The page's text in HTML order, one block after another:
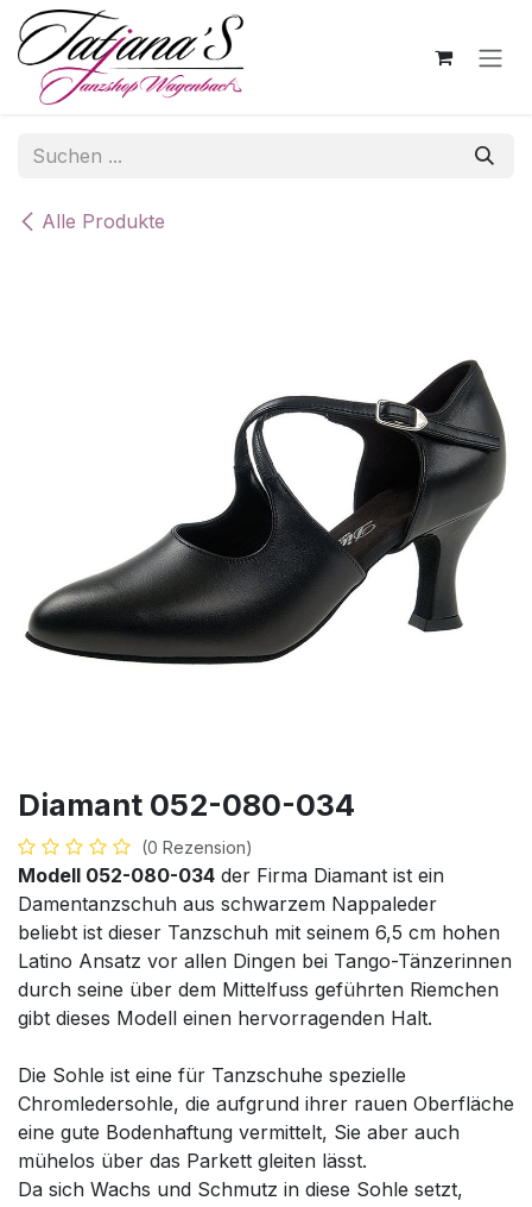
Zum Inhalt springen
Alle Produkte
Diamant 052-080-034
(0 Rezension)
Modell 052-080-034 der Firma Diamant ist ein
Damentanzschuh aus schwarzem Nappaleder
beliebt ist dieser Tanzschuh mit seinem 6,5 cm hohen
Latino Ansatz vor allen Dingen bei Tango-Tänzerinnen
durch seine über dem Mittelfuss geführten Riemchen
gibt dieses Modell einen hervorragenden Halt.
Die Sohle ist eine für Tanzschuhe spezielle
Chromledersohle, die aufgrund ihrer rauen Oberfläche
eine gute Bodenhaftung vermittelt, Sie aber auch
mühelos über das Parkett gleiten lässt.
Da sich Wachs und Schmutz in diese Sohle setzt,